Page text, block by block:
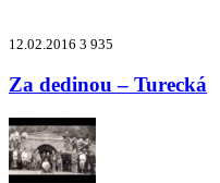
12.02.2016 3 935
Za dedinou – Turecká